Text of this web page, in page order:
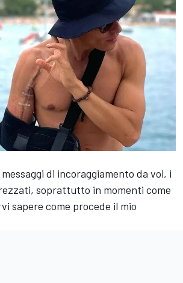
di incoraggiamento da voi, i
soprattutto in momenti come
sapere come procede il mio